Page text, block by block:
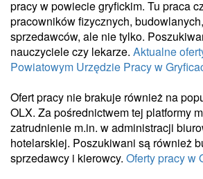
pracy w powiecie gryfickim. Tu praca
pracowników fizycznych,
sprzedawców, ale nie tylko.
nauczyciele czy lekarze. Aktualne
Powiatowym Urzędzie Pracy w
Ofert pracy nie brakuje również na
OLX. Za pośrednictwem tej platformy
zatrudnienie m.in. w administracji
hotelarskiej. Poszukiwani są również
sprzedawcy i kierowcy. Oferty pracy w